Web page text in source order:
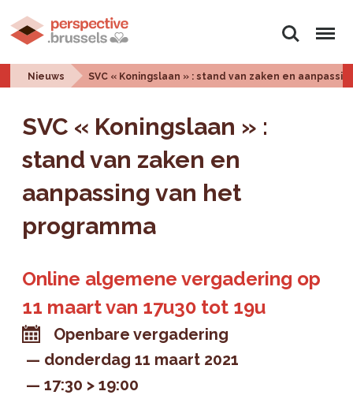
Zoeken Menu
Nieuws SVC « Koningslaan » : stand van zaken en
SVC « Koningslaan » :
stand van zaken en
aanpassing van het
programma
Online algemene vergadering op
11 maart van 17u30 tot 19u
Openbare vergadering
donderdag 11 maart 2021
17:30 > 19:00